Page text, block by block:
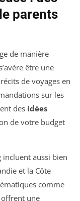
parents
de manière
être une
de voyages en
sur les
des idées
de votre budget
incluent aussi bien
et la Côte
comme
offrent une